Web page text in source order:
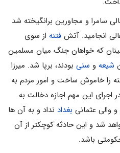
اهالی سامرا و مجاورین برانگیخته شد
انجامید. آتش فتنه از سوی
که خواهان جنگ میان مسلمین
شیعه و سنی بودند، برپا شد. میرزا
را خاموش ساخت و امور مردم به
این مهم اجازه دخالت به
والی عثمانی بغداد نداد و به آن ها
شد و این حادثه کوچکتر از آن
باشد.